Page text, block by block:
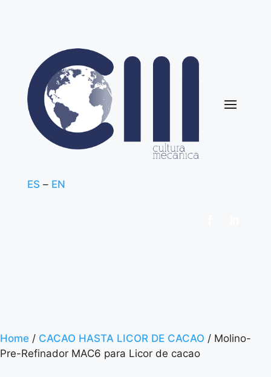
ES – EN
Home / CACAO HASTA LICOR DE CACAO / Molino-
Pre-Refinador MAC6 para Licor de cacao